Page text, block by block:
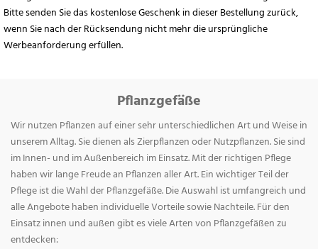
Bitte senden Sie das kostenlose Geschenk in dieser Bestellung zurück,
wenn Sie nach der Rücksendung nicht mehr die ursprüngliche
Werbeanforderung erfüllen.
Pflanzgefäße
Wir nutzen Pflanzen auf einer sehr unterschiedlichen Art und Weise in
unserem Alltag. Sie dienen als Zierpflanzen oder Nutzpflanzen. Sie sind
im Innen- und im Außenbereich im Einsatz. Mit der richtigen Pflege
haben wir lange Freude an Pflanzen aller Art. Ein wichtiger Teil der
Pflege ist die Wahl der Pflanzgefäße. Die Auswahl ist umfangreich und
alle Angebote haben individuelle Vorteile sowie Nachteile. Für den
Einsatz innen und außen gibt es viele Arten von Pflanzgefäßen zu
entdecken: